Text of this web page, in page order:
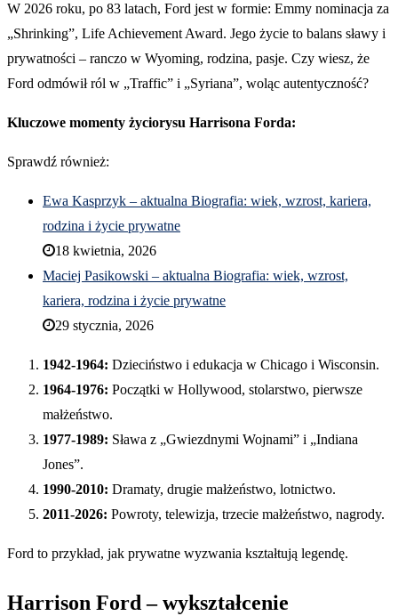
W 2026 roku, po 83 latach, Ford jest w formie: Emmy nominacja za
„Shrinking”, Life Achievement Award. Jego życie to balans sławy i
prywatności – ranczo w Wyoming, rodzina, pasje. Czy wiesz, że
Ford odmówił ról w „Traffic” i „Syriana”, woląc autentyczność?
Kluczowe momenty życiorysu Harrisona Forda:
Sprawdź również:
Ewa Kasprzyk – aktualna Biografia: wiek, wzrost, kariera,
rodzina i życie prywatne
18 kwietnia, 2026
Maciej Pasikowski – aktualna Biografia: wiek, wzrost,
kariera, rodzina i życie prywatne
29 stycznia, 2026
1942-1964: Dzieciństwo i edukacja w Chicago i Wisconsin.
1964-1976: Początki w Hollywood, stolarstwo, pierwsze
małżeństwo.
1977-1989: Sława z „Gwiezdnymi Wojnami” i „Indiana
Jones”.
1990-2010: Dramaty, drugie małżeństwo, lotnictwo.
2011-2026: Powroty, telewizja, trzecie małżeństwo, nagrody.
Ford to przykład, jak prywatne wyzwania kształtują legendę.
Harrison Ford – wykształcenie